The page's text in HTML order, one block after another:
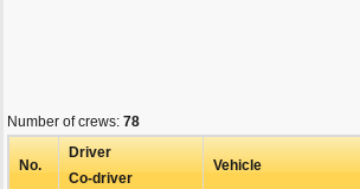
Number of crews: 78
No.
Driver
Co-driver
Vehicle